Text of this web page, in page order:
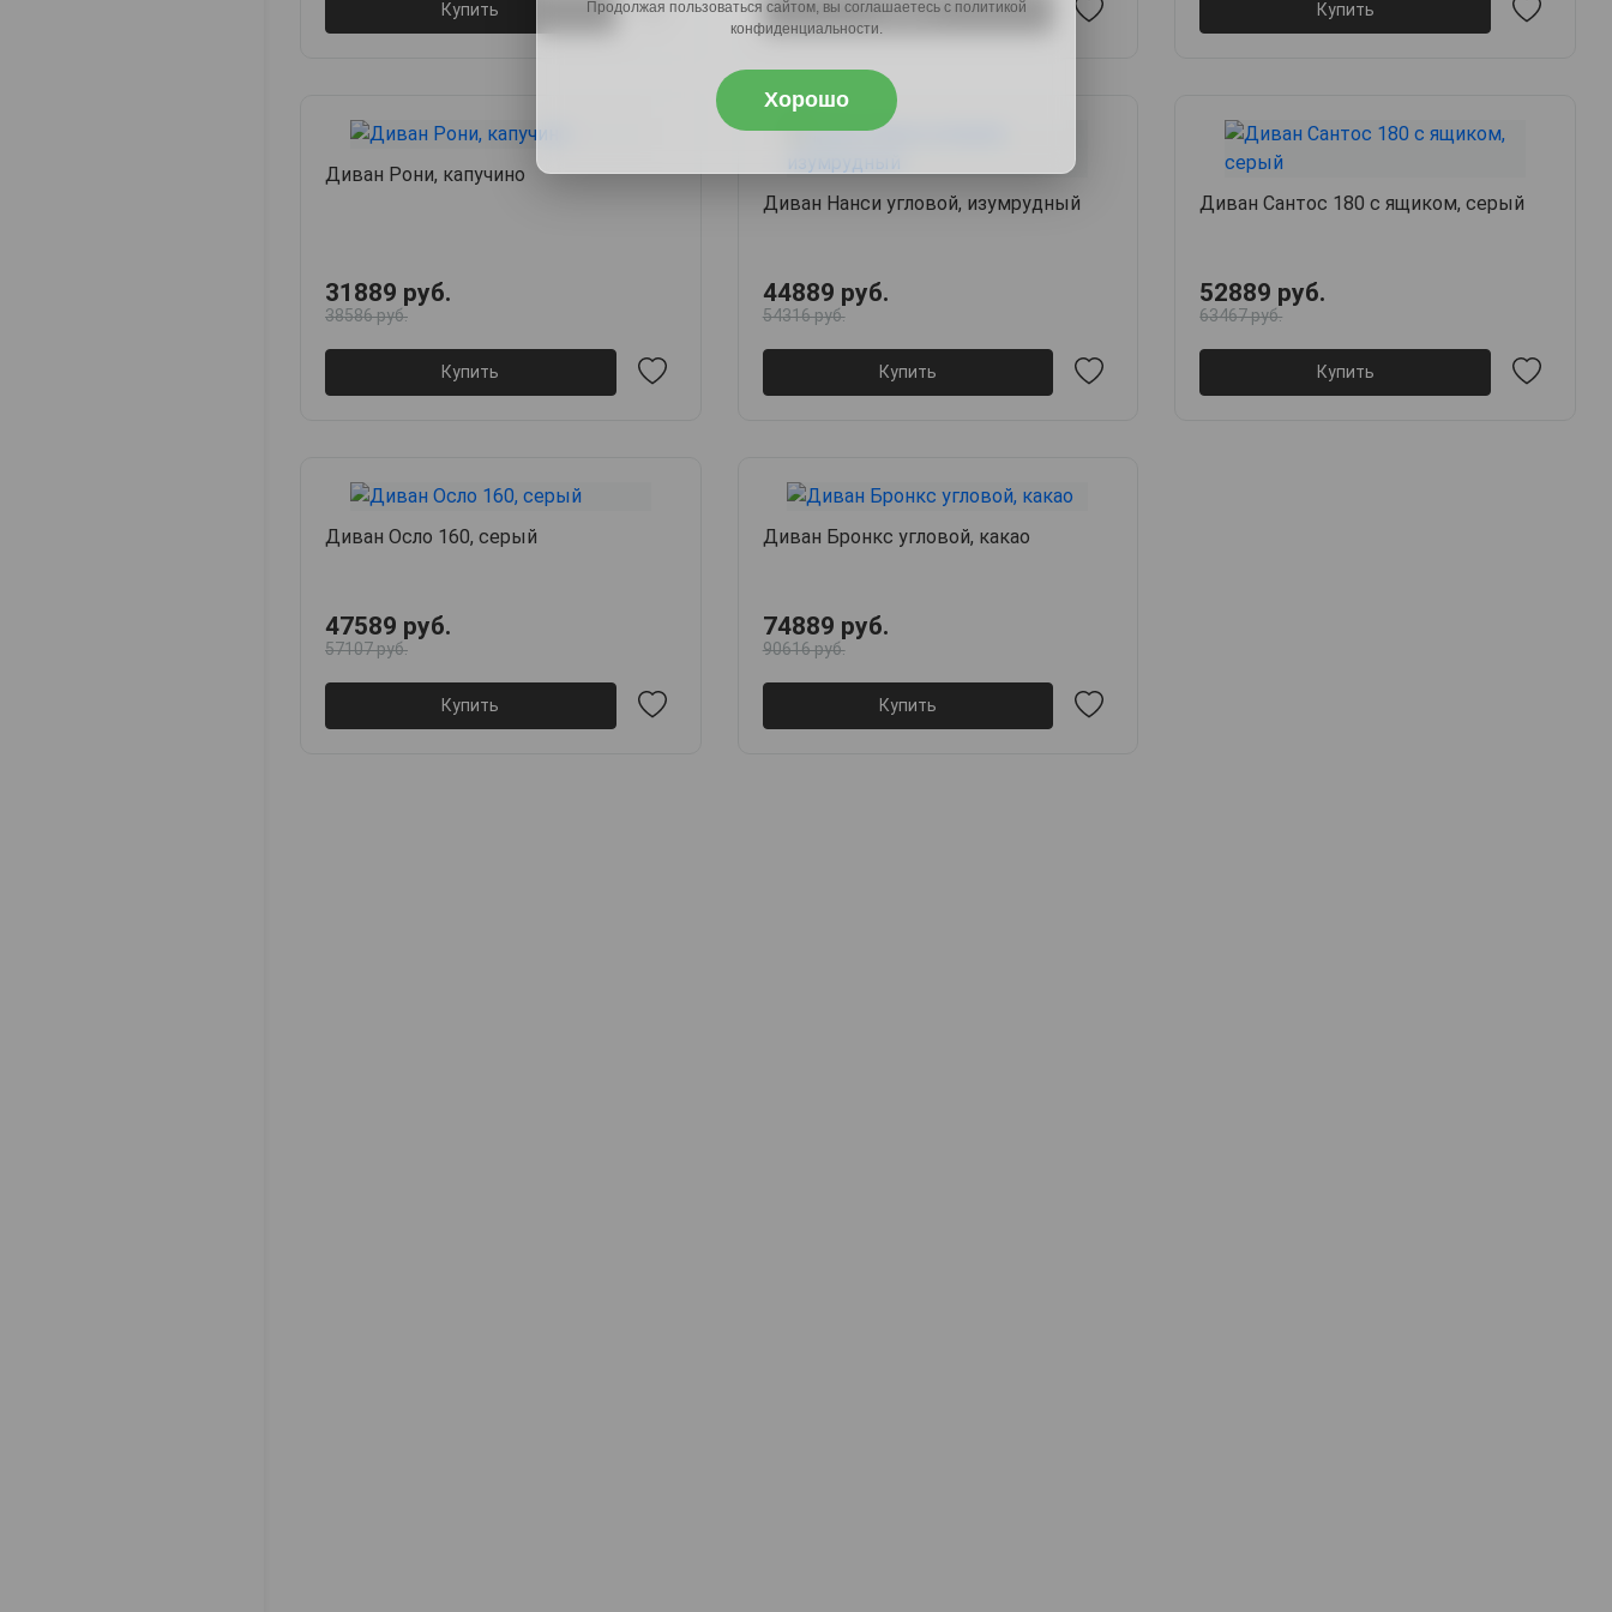
Купить Купить Купить
Диван Рони, капучино
31889 руб.
38586 руб.
Купить
Диван Нанси угловой, изумрудный
44889 руб.
54316 руб.
Купить
Диван Сантос 180 с ящиком, серый
52889 руб.
63467 руб.
Купить
Диван Осло 160, серый
47589 руб.
57107 руб.
Купить
Диван Бронкс угловой, какао
74889 руб.
90616 руб.
Купить
Продолжая пользоваться сайтом, вы соглашаетесь с политикой
конфиденциальности.
Хорошо